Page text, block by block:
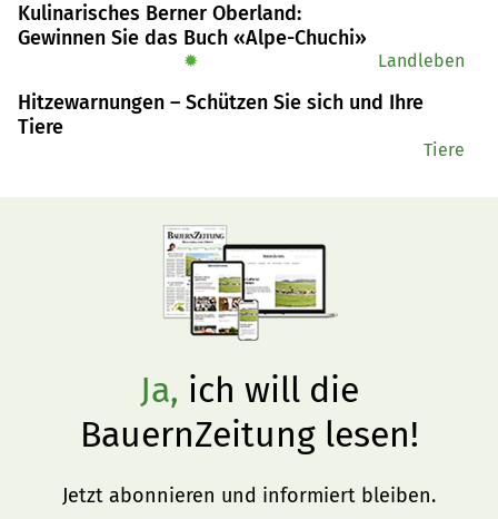
verbunden.
Kulinarisches Berner Oberland:
Gewinnen Sie das Buch «Alpe-Chuchi»
✹ Landleben
Hitzewarnungen – Schützen Sie sich und Ihre
Tiere
Tiere
Ja, ich will die
BauernZeitung lesen!
Jetzt abonnieren und informiert bleiben.